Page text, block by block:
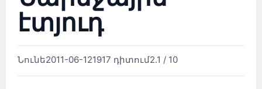
էտյուդ
Նունե2011-06-121917 դիտում2.1 / 10